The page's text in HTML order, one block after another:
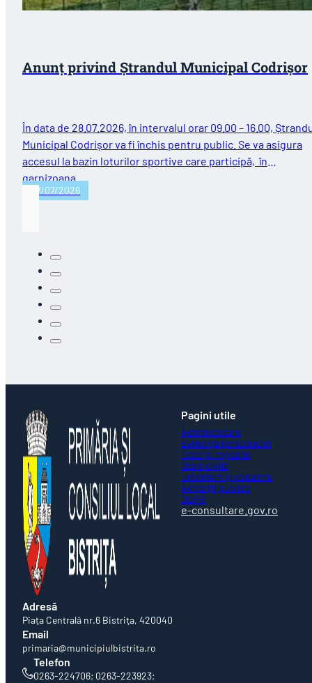
Anunț privind Ștrandul Municipal Codrișor
În data de 28.07.2026, în intervalul orar 09.00 – 16.00,
Municipal Codrișor va fi închis pentru public. Se va asigura
accesul la bazin loturilor sportive care participă, în
garnizoana…
27/07/2026
Adresă
Piaţa Centrală nr.6 Bistriţa, 420040
Email
primaria@municipiulbistrita.ro
Telefon
0263-224706; 0263-223923;
0263-224508
Acte necesare
Evidența persoanelor
Taxe și impozite
Stare civilă
Urbanism și cadastru
Achiziții publice
GDPR
e-consultare.gov.ro